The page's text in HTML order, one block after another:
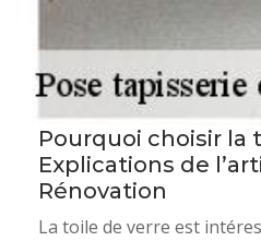
Pourquoi choisir la
Explications de
Rénovation
La toile de verre est